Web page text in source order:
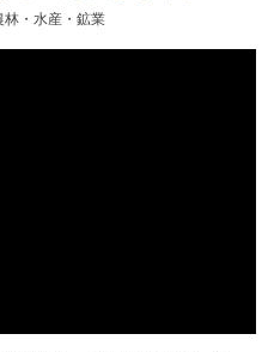
林・水産・鉱業